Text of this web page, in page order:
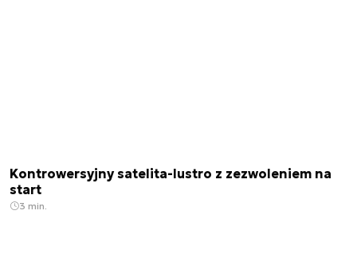
Kontrowersyjny satelita-lustro z zezwoleniem na
start
3 min.